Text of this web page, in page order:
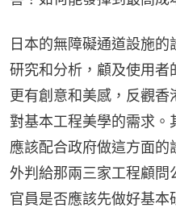
日本的無障礙通道設施
研究和分析，顧及使用者
更有創意和美感，反觀香
對基本工程美學的需求。
應該配合政府做這方面的
外判給那兩三家工程顧問
官員是否應該先做好基